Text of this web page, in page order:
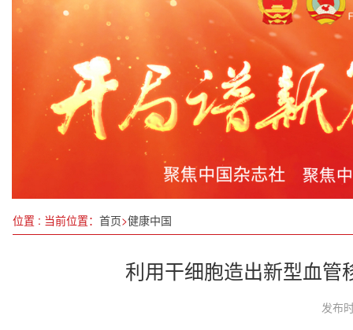
黄河千年清一回 让小小蜗牛变金牛震动地球
许秀华：以声波为媒，让中医智慧在“十五五”健康
我国将开展森林草原火灾防控专项行动
广东：“百万英才汇南粤”招聘会盛大举行
“自在合伙人计划”品牌交流会成功举办
位置 : 当前位置： 首页>健康中国
利用干细胞造出新型血管
发布